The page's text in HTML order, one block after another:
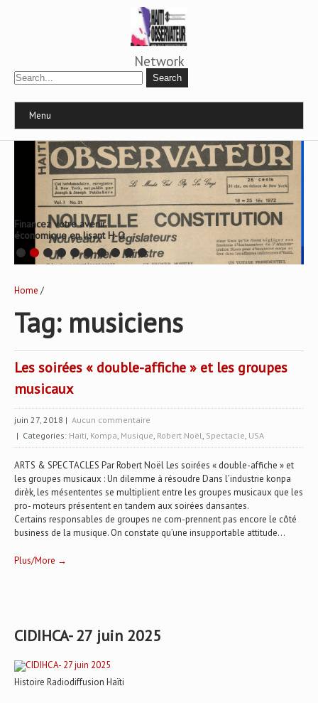
Network
Menu
Financez votre avenir
économique en lisant H-O
Home /
Tag: musiciens
Les soirées « double-affiche » et les groupes
musicaux
juin 27, 2018 | Aucun commentaire
| Categories: Haïti, Kompa, Musique, Robert Noël, Spectacle, USA
ARTS & SPECTACLES Par Robert Noël Les soirées « double-affiche » et
les groupes musicaux : Un dilemme à résoudre Dans l’industrie konpa
dirèk, les mésententes se multiplient entre les groupes musicaux que les
pro- moteurs présentent en tandem aux soirées dansantes.
Certains responsables de groupes ne com-prennent pas encore le côté
business de la musique. On constate qu’une insupportable attitude...
Plus/More →
CIDIHCA- 27 juin 2025
Histoire Radiodiffusion Haïti